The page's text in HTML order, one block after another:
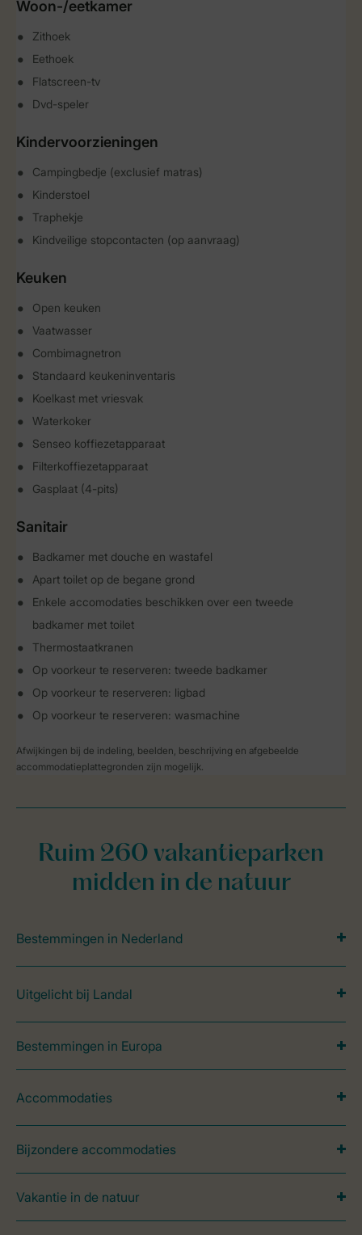
Woon-/eetkamer
Zithoek
Eethoek
Flatscreen-tv
Dvd-speler
Kindervoorzieningen
Campingbedje (exclusief matras)
Kinderstoel
Traphekje
Kindveilige stopcontacten (op aanvraag)
Keuken
Open keuken
Vaatwasser
Combimagnetron
Standaard keukeninventaris
Koelkast met vriesvak
Waterkoker
Senseo koffiezetapparaat
Filterkoffiezetapparaat
Gasplaat (4-pits)
Sanitair
Badkamer met douche en wastafel
Apart toilet op de begane grond
Enkele accomodaties beschikken over een tweede
badkamer met toilet
Thermostaatkranen
Op voorkeur te reserveren: tweede badkamer
Op voorkeur te reserveren: ligbad
Op voorkeur te reserveren: wasmachine
Afwijkingen bij de indeling, beelden, beschrijving en afgebeelde
accommodatieplattegronden zijn mogelijk.
Ruim 260 vakantieparken
midden in de natuur
Bestemmingen in Nederland
Uitgelicht bij Landal
Bestemmingen in Europa
Accommodaties
Bijzondere accommodaties
Vakantie in de natuur